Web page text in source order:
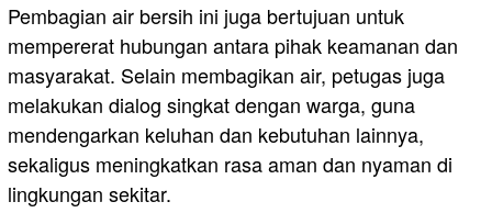
Pembagian air bersih ini juga bertujuan untuk
mempererat hubungan antara pihak keamanan dan
masyarakat. Selain membagikan air, petugas juga
melakukan dialog singkat dengan warga, guna
mendengarkan keluhan dan kebutuhan lainnya,
sekaligus meningkatkan rasa aman dan nyaman di
lingkungan sekitar.